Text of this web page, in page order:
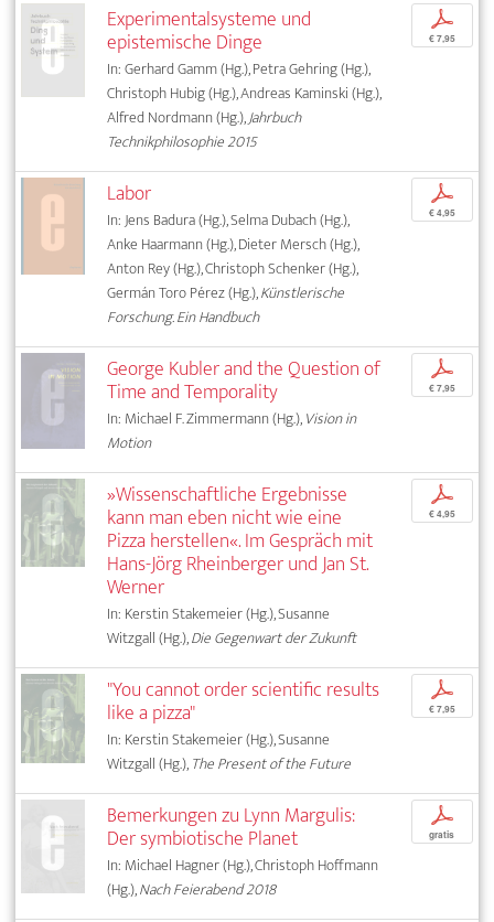
Experimentalsysteme und
epistemische Dinge
In: Gerhard Gamm (Hg.), Petra Gehring (Hg.),
Christoph Hubig (Hg.), Andreas Kaminski (Hg.),
Alfred Nordmann (Hg.),Jahrbuch
Technikphilosophie 2015
p
€ 7,95
Labor
In: Jens Badura (Hg.), Selma Dubach (Hg.),
Anke Haarmann (Hg.), Dieter Mersch (Hg.),
Anton Rey (Hg.), Christoph Schenker (Hg.),
Germán Toro Pérez (Hg.),Künstlerische
Forschung. Ein Handbuch
p
€ 4,95
George Kubler and the Question of
Time and Temporality
In: Michael F. Zimmermann (Hg.),Vision in
Motion
p
€ 7,95
»Wissenschaftliche Ergebnisse
kann man eben nicht wie eine
Pizza herstellen«. Im Gespräch mit
Hans-Jörg Rheinberger und Jan St.
Werner
In: Kerstin Stakemeier (Hg.), Susanne
Witzgall (Hg.),Die Gegenwart der Zukunft
p
€ 4,95
"You cannot order scientific results
like a pizza"
In: Kerstin Stakemeier (Hg.), Susanne
Witzgall (Hg.),The Present of the Future
p
€ 7,95
Bemerkungen zu Lynn Margulis:
Der symbiotische Planet
In: Michael Hagner (Hg.), Christoph Hoffmann
(Hg.),Nach Feierabend 2018
p
gratis